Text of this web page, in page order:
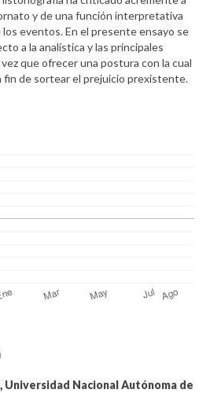
y de una función interpretativa
eventos. En el presente ensayo se
a la analística y las principales
que ofrecer una postura con la cual
de sortear el prejuicio prexistente.
Universidad Nacional Autónoma de